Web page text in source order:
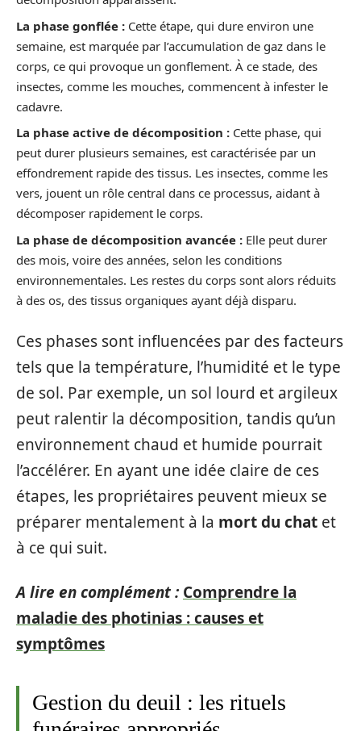
La phase gonflée : Cette étape, qui dure environ une
semaine, est marquée par l’accumulation de gaz dans le
corps, ce qui provoque un gonflement. À ce stade, des
insectes, comme les mouches, commencent à infester le
cadavre.
La phase active de décomposition : Cette phase, qui
peut durer plusieurs semaines, est caractérisée par un
effondrement rapide des tissus. Les insectes, comme les
vers, jouent un rôle central dans ce processus, aidant à
décomposer rapidement le corps.
La phase de décomposition avancée : Elle peut durer
des mois, voire des années, selon les conditions
environnementales. Les restes du corps sont alors réduits
à des os, des tissus organiques ayant déjà disparu.
Ces phases sont influencées par des facteurs
tels que la température, l’humidité et le type
de sol. Par exemple, un sol lourd et argileux
peut ralentir la décomposition, tandis qu’un
environnement chaud et humide pourrait
l’accélérer. En ayant une idée claire de ces
étapes, les propriétaires peuvent mieux se
préparer mentalement à la mort du chat et
à ce qui suit.
A lire en complément : Comprendre la
maladie des photinias : causes et
symptômes
Gestion du deuil : les rituels